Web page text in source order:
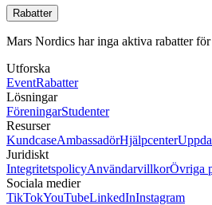
Rabatter
Mars Nordics har inga aktiva rabatter
Utforska
EventRabatter
Lösningar
FöreningarStudenter
Resurser
KundcaseAmbassadörHjälpcenter
Juridiskt
IntegritetspolicyAnvändarvillkorÖvriga
Sociala medier
TikTokYouTubeLinkedInInstagram